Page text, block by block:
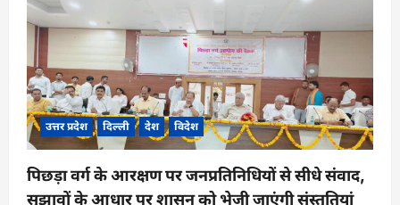
उत्तर प्रदेश दिल्ली देश विदेश
पिछड़ा वर्ग के आरक्षण पर जनप्रतिनिधियों से सीधे संवाद,
सुझावों के आधार पर शासन को भेजी जाएंगी संस्तुतियां